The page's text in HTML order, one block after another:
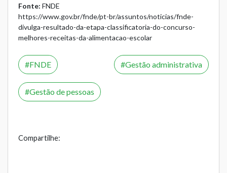
Fonte: FNDE
https://www.gov.br/fnde/pt-br/assuntos/noticias/fnde-
divulga-resultado-da-etapa-classificatoria-do-concurso-
melhores-receitas-da-alimentacao-escolar
FNDE Gestão administrativa
Gestão de pessoas
Compartilhe: